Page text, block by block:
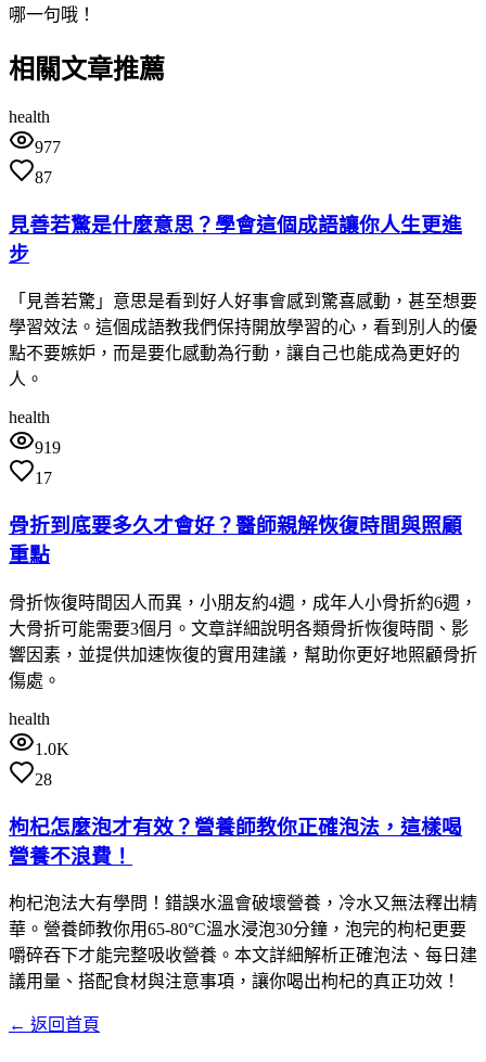
哪一句哦！
相關文章推薦
health
977
87
見善若驚是什麼意思？學會這個成語讓你人生更進
步
「見善若驚」意思是看到好人好事會感到驚喜感動，甚至想要
學習效法。這個成語教我們保持開放學習的心，看到別人的優
點不要嫉妒，而是要化感動為行動，讓自己也能成為更好的
人。
health
919
17
骨折到底要多久才會好？醫師親解恢復時間與照顧
重點
骨折恢復時間因人而異，小朋友約4週，成年人小骨折約6週，
大骨折可能需要3個月。文章詳細說明各類骨折恢復時間、影
響因素，並提供加速恢復的實用建議，幫助你更好地照顧骨折
傷處。
health
1.0K
28
枸杞怎麼泡才有效？營養師教你正確泡法，這樣喝
營養不浪費！
枸杞泡法大有學問！錯誤水溫會破壞營養，冷水又無法釋出精
華。營養師教你用65-80°C溫水浸泡30分鐘，泡完的枸杞更要
嚼碎吞下才能完整吸收營養。本文詳細解析正確泡法、每日建
議用量、搭配食材與注意事項，讓你喝出枸杞的真正功效！
← 返回首頁